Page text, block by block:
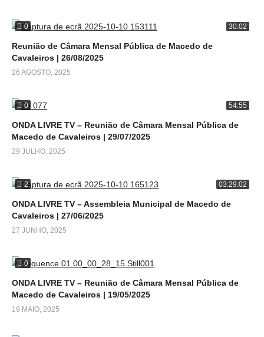
0 30:02
Reunião de Câmara Mensal Pública de Macedo de
Cavaleiros | 26/08/2025
26 AGOSTO, 2025
0 54:55
ONDA LIVRE TV – Reunião de Câmara Mensal Pública de
Macedo de Cavaleiros | 29/07/2025
29 JULHO, 2025
2 03:29:02
ONDA LIVRE TV – Assembleia Municipal de Macedo de
Cavaleiros | 27/06/2025
27 JUNHO, 2025
0
ONDA LIVRE TV – Reunião de Câmara Mensal Pública de
Macedo de Cavaleiros | 19/05/2025
19 MAIO, 2025